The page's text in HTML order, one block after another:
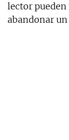
lector
abandonar